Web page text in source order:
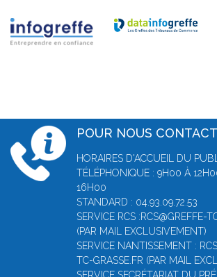
POUR NOUS
HORAIRES D'ACCUEIL DU
TÉLÉPHONIQUE : 9H00 À
16H00
STANDARD : 04.93.09.72.53
SERVICE RCS :RCS@GREFFE-
(PAR MAIL EXCLUSIVEMENT)
SERVICE NANTISSEMENT :
TC-GRASSE.FR (PAR MAIL